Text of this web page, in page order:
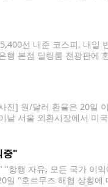
선 내준 코스피, 내일
본점 딜링룸 전광판에
] 원/달러 환율은 20일
서울 외환시장에서 미
중"
항행 자유, 모든 국가 이
"호르무즈 해협 상황에